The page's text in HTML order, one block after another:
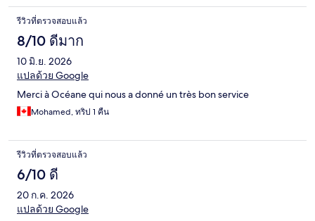
รีวิวที่ตรวจสอบแล้ว
8/10 ดีมาก
10 มิ.ย. 2026
แปลด้วย Google
Merci à Océane qui nous a donné un très bon service
Mohamed, ทริป 1 คืน
รีวิวที่ตรวจสอบแล้ว
6/10 ดี
20 ก.ค. 2026
แปลด้วย Google